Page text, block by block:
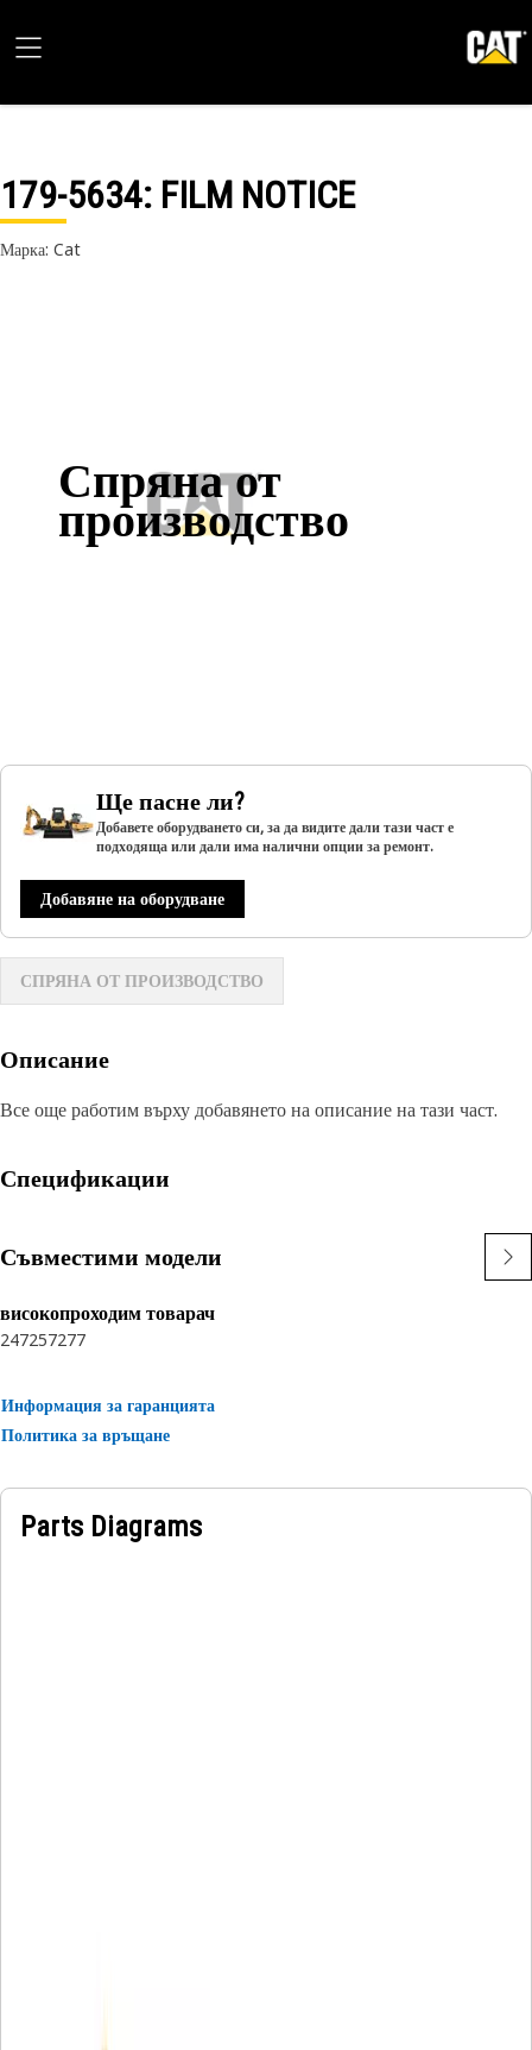
179-5634: FILM NOTICE
Марка: Cat
Спряна от
производство
Ще пасне ли?
Добавете оборудването си, за да видите дали тази част е
подходяща или дали има налични опции за ремонт.
Добавяне на оборудване
СПРЯНА ОТ ПРОИЗВОДСТВО
Описание
Все още работим върху добавянето на описание на тази част.
Спецификации
Съвместими модели
високопроходим товарач
247257277
Информация за гаранцията
Политика за връщане
Parts Diagrams